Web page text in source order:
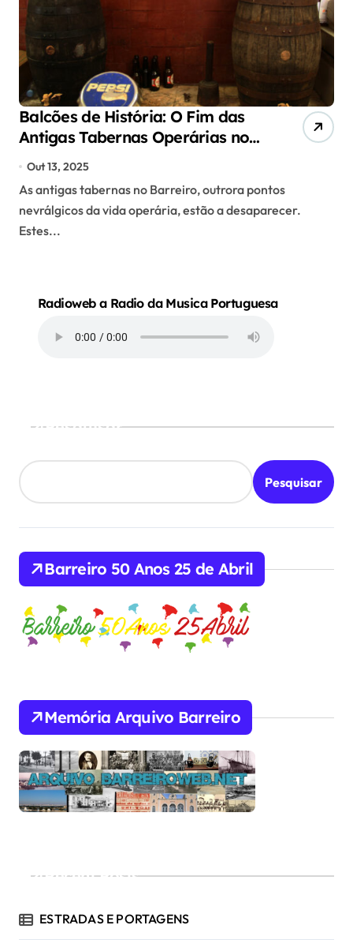
Balcões de História: O Fim das
Antigas Tabernas Operárias no
Out 13, 2025
As antigas tabernas no Barreiro, outrora pontos
nevrálgicos da vida operária, estão a desaparecer.
Estes...
Radioweb a Radio da Musica Portuguesa
Pesquisar
Pesquisar
Barreiro 50 Anos 25 de Abril
Memória Arquivo Barreiro
Recent Posts
ESTRADAS E PORTAGENS